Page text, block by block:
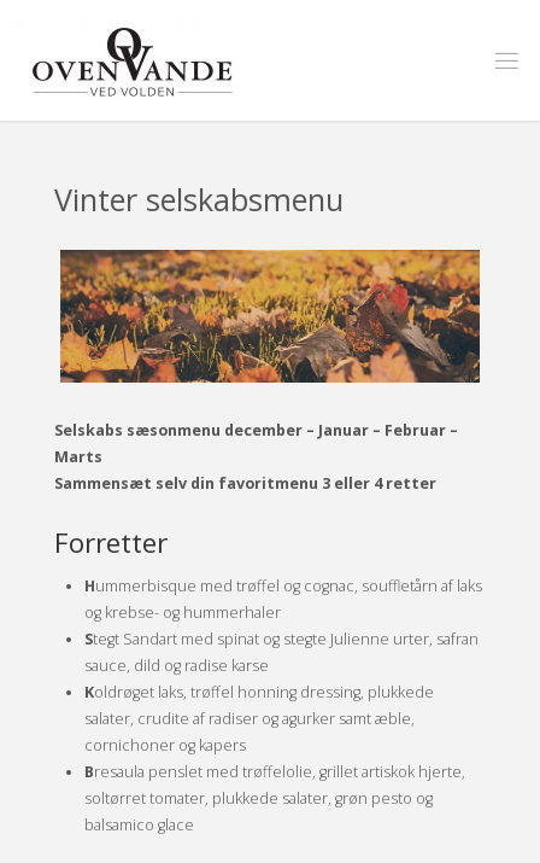
content
Vinter selskabsmenu
Selskabs sæsonmenu december – Januar – Februar –
Marts
Sammensæt selv din favoritmenu 3 eller 4 retter
Forretter
Hummerbisque med trøffel og cognac, souffletårn af laks
og krebse- og hummerhaler
Stegt Sandart med spinat og stegte Julienne urter, safran
sauce, dild og radise karse
Koldrøget laks, trøffel honning dressing, plukkede
salater, crudite af radiser og agurker samt æble,
cornichoner og kapers
Bresaula penslet med trøffelolie, grillet artiskok hjerte,
soltørret tomater, plukkede salater, grøn pesto og
balsamico glace